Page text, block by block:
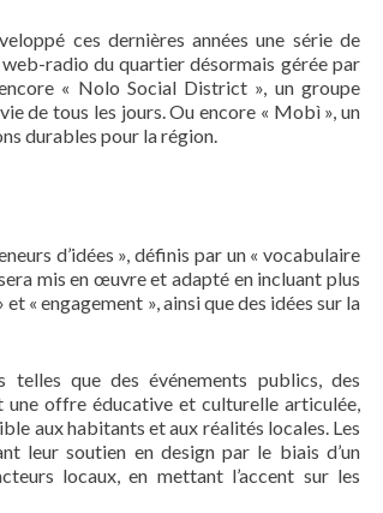
ces dernières années une série de
radio du quartier désormais gérée par
« Nolo Social District », un groupe
de tous les jours. Ou encore « Mobì », un
durables pour la région.
d’idées », définis par un « vocabulaire
mis en œuvre et adapté en incluant plus
« engagement », ainsi que des idées sur la
que des événements publics, des
une offre éducative et culturelle articulée,
aux habitants et aux réalités locales. Les
leur soutien en design par le biais d’un
locaux, en mettant l’accent sur les